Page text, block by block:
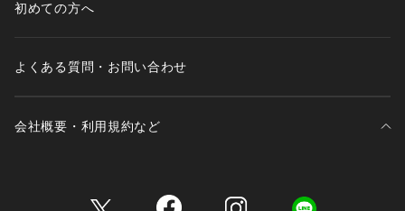
初めての方へ
よくある質問・お問い合わせ
会社概要・利用規約など